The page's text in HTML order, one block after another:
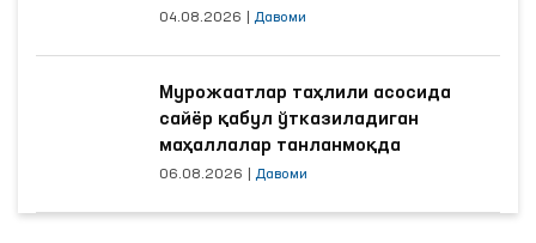
04.08.2026 Давоми
Мурожаатлар таҳлили асосида
сайёр қабул ўтказиладиган
маҳаллалар танланмоқда
06.08.2026 Давоми